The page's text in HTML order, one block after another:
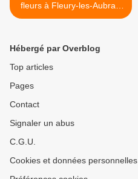
fleurs à Fleury-les-Aubrais
sous le parrainage de
Hébergé par Overblog
Top articles
Pages
Contact
Signaler un abus
C.G.U.
Cookies et données personnelles